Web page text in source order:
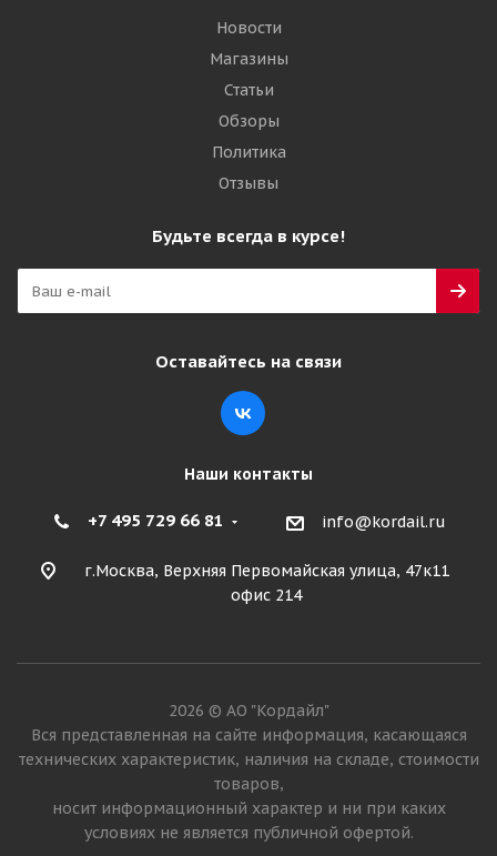
81 890₽
Подробнее
84 730₽
Подробнее
Новости
Магазины
Статьи
Обзоры
Политика
Отзывы
Будьте всегда в курсе!
Оставайтесь на связи
Наши контакты
+7 495 729 66 81 info@kordail.ru
г.Москва, Верхняя Первомайская улица, 47к11
офис 214
2026 © АО "Кордайл"
Вся представленная на сайте информация, касающаяся
технических характеристик, наличия на складе, стоимости
товаров,
носит информационный характер и ни при каких
условиях не является публичной офертой.